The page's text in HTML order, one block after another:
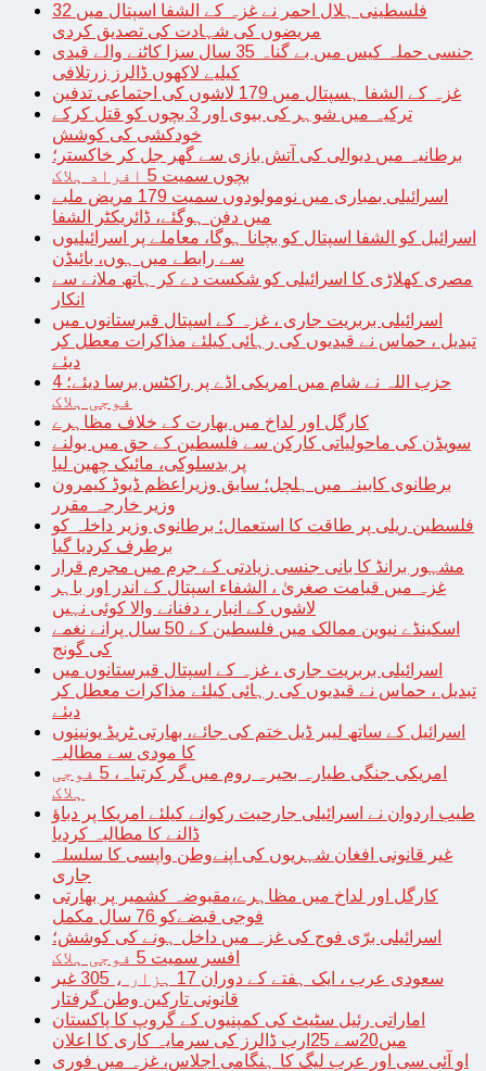
فلسطینی ہلال احمر نے غزہ کے الشفا اسپتال میں 32
مریضوں کی شہادت کی تصدیق کردی
جنسی حملہ کیس میں بے گناہ 35 سال سزا کاٹنے والے قیدی
کیلیے لاکھوں ڈالرز زرتلافی
غزہ کے الشفا ہسپتال میں 179 لاشوں کی اجتماعی تدفین
ترکیہ میں شوہر کی بیوی اور 3 بچوں کو قتل کرکے
خودکشی کی کوشش
برطانیہ میں دیوالی کی آتش بازی سے گھر جل کر خاکستر؛
بچوں سمیت 5 افراد ہلاک
اسرائیلی بمباری میں نومولودوں سمیت 179 مریض ملبے
میں دفن ہوگئے، ڈائریکٹر الشفا
اسرائیل کو الشفا اسپتال کو بچانا ہوگا، معاملے پر اسرائیلیوں
سے رابطے میں ہوں، بائیڈن
مصری کھلاڑی کا اسرائیلی کو شکست دے کر ہاتھ ملانے سے
انکار
اسرائیلی بربریت جاری ، غزہ کے اسپتال قبرستانوں میں
تبدیل ، حماس نے قیدیوں کی رہائی کیلئے مذاکرات معطل کر
دیئے
حزب اللہ نے شام میں امریکی اڈے پر راکٹس برسا دیئے؛ 4
فوجی ہلاک
کارگل اور لداخ میں بھارت کے خلاف مظاہرے
سویڈن کی ماحولیاتی کارکن سے فلسطین کے حق میں بولنے
پر بدسلوکی، مائیک چھین لیا
برطانوی کابینہ میں ہلچل؛ سابق وزیراعظم ڈیوڈ کیمرون
وزیر خارجہ مقرر
فلسطین ریلی پر طاقت کا استعمال؛ برطانوی وزیر داخلہ کو
برطرف کردیا گیا
مشہور برانڈ کا بانی جنسی زیادتی کے جرم میں مجرم قرار
غزہ میں قیامت صغریٰ ، الشفاء اسپتال کے اندر اور باہر
لاشوں کے انبار ، دفنانے والا کوئی نہیں
اسکینڈے نیوین ممالک میں فلسطین کے 50 سال پرانے نغمے
کی گونج
اسرائیلی بربریت جاری ، غزہ کے اسپتال قبرستانوں میں
تبدیل ، حماس نے قیدیوں کی رہائی کیلئے مذاکرات معطل کر
دیئے
اسرائیل کے ساتھ لیبر ڈیل ختم کی جائے، بھارتی ٹریڈ یونینوں
کا مودی سے مطالبہ
امریکی جنگی طیارہ بحیرہ روم میں گر کرتباہ، 5 فوجی
ہلاک
طیب اردوان نے اسرائیلی جارحیت رکوانے کیلئے امریکا پر دباؤ
ڈالنے کا مطالبہ کردیا
غیر قانونی افغان شہریوں کی اپنےوطن واپسی کا سلسلہ
جاری
کارگل اور لداخ میں مظاہرے،مقبوضہ کشمیر پر بھارتی
فوجی قبضےکو 76 سال مکمل
اسرائیلی برّی فوج کی غزہ میں داخل ہونے کی کوشش؛
افسر سمیت 5 فوجی ہلاک
سعودی عرب ، ایک ہفتے کے دوران 17 ہزار ، 305 غیر
قانونی تارکین وطن گرفتار
اماراتی رئیل سٹیٹ کی کمپنیوں کے گروپ کا پاکستان
میں20سے 25ارب ڈالرز کی سرمایہ کاری کا اعلان
او آئی سی اور عرب لیگ کا ہنگامی اجلاس، غزہ میں فوری